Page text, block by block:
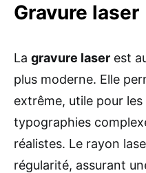
Gravure laser
La gravure laser est
plus moderne. Elle
extrême, utile pour
typographies
réalistes. Le rayon
régularité, assurant